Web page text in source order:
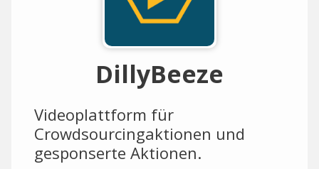
DillyBeeze
Videoplattform für
Crowdsourcingaktionen und
gesponserte Aktionen.